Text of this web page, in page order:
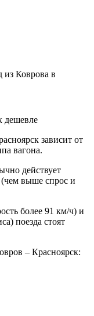
из Коврова в
дешевле
зависит от
вагона.
действует
(чем выше спрос и
более 91 км/ч) и
поезда стоят
– Красноярск: